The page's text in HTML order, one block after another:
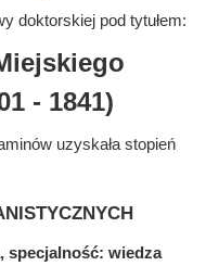
doktorskiej pod tytułem:
- 1841)
uzyskała stopień
specjalność: wiedza